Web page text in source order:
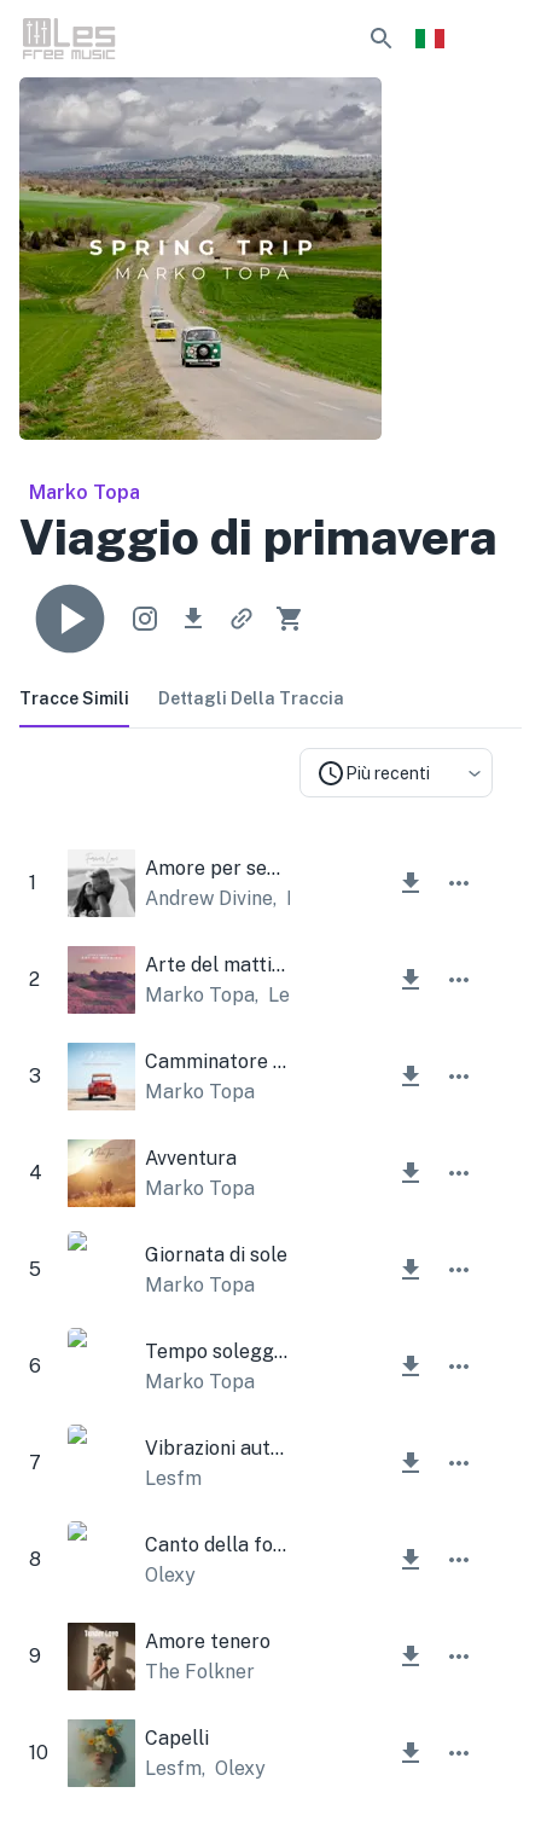
Marko Topa
Viaggio di primavera
Tracce Simili Dettagli Della Traccia
Più recenti
1
Amore per sempre
Andrew Divine, Lesfm
2
Arte del mattino
Marko Topa, Lesfm
3
Camminatore estivo strumentale
Marko Topa
4
Avventura
Marko Topa
5
Giornata di sole
Marko Topa
6
Tempo soleggiato
Marko Topa
7
Vibrazioni autunnali
Lesfm
8
Canto della foresta
Olexy
9
Amore tenero
The Folkner
10
Capelli
Lesfm, Olexy